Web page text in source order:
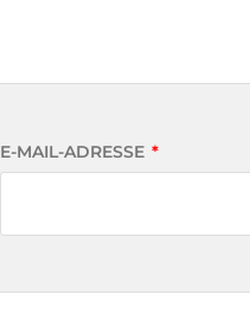
E-MAIL-ADRESSE *